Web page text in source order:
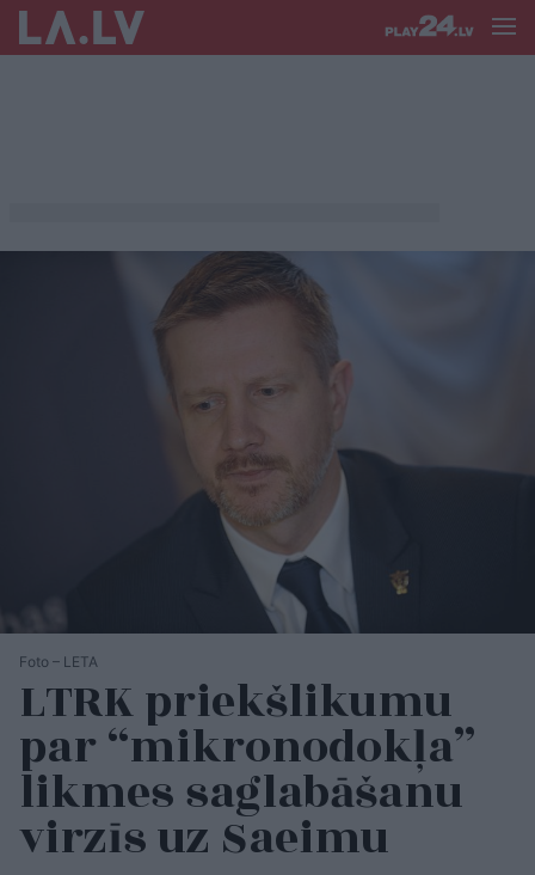
Foto – LETA
LTRK priekšlikumu
par “mikronodokļa”
likmes saglabāšanu
virzīs uz Saeimu